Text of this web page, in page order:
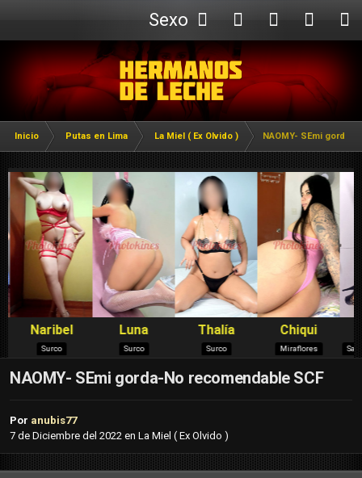
Sexo
Webcam
Inicio Putas en Lima La Miel ( Ex Olvido ) NAOMY- SEmi gorda-
NAOMY- SEmi gorda-No recomendable SCF
Por anubis77
7 de Diciembre del 2022 en La Miel ( Ex Olvido )